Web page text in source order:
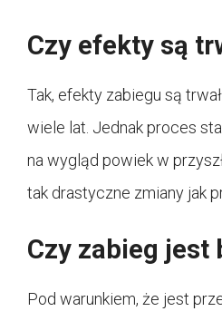
Czy efekty są
Tak, efekty zabiegu są
wiele lat. Jednak proces
na wygląd powiek w
tak drastyczne zmiany jak
Czy zabieg jest
Pod warunkiem, że jest